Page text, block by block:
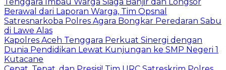
Berawal dari Laporan Warga, Tim Opsnal
Satresnarkoba Polres Agara Bongkar Peredaran Sabu
di Lawe Alas
Kapolres Aceh Tenggara Perkuat Sinergi dengan
Dunia Pendidikan Lewat Kunjungan ke SMP Negeri 1
Kutacane